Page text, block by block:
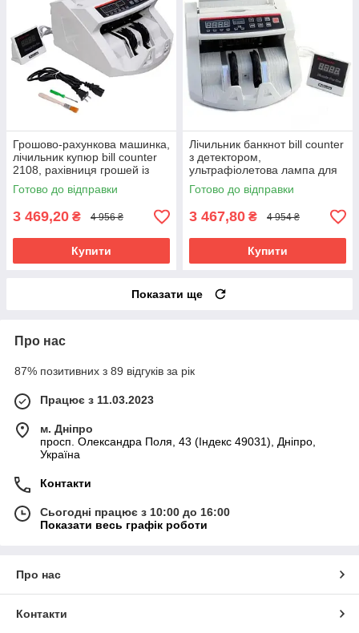
Грошово-рахункова машинка,
лічильник купюр bill counter
2108, рахівниця грошей із
детектором валют будь-яких
банків
Готово до відправки
3 469,20 ₴ 4 956 ₴
Купити
Лічильник банкнот bill counter
з детектором,
ультрафіолетова лампа для
перевірки автентичності
купюр
Готово до відправки
3 467,80 ₴ 4 954 ₴
Купити
Показати ще
Про нас
87% позитивних з 89 відгуків за рік
Працює з 11.03.2023
м. Дніпро
просп. Олександра Поля, 43 (Індекс 49031), Дніпро,
Україна
Контакти
Сьогодні працює з 10:00 до 16:00
Показати весь графік роботи
Про нас
Контакти